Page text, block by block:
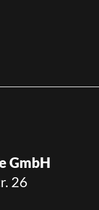
GmbH
26